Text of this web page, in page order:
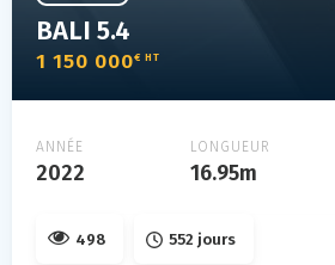
BALI 5.4
1 150 000€ HT
ANNÉE
2022
LONGUEUR
16.95m
498 552 jours